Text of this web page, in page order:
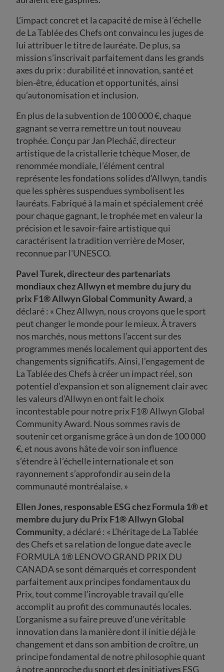
L’impact concret et la capacité de mise à l’échelle
de La Tablée des Chefs ont convaincu les juges de
lui attribuer le titre de lauréate. De plus, sa
mission s’inscrivait parfaitement dans les grands
axes du prix : durabilité et innovation, santé et
bien-être, éducation et opportunités, ainsi
qu’autonomisation et inclusion.
En plus de la subvention de 100 000 €, chaque
gagnant se verra remettre un tout nouveau
trophée. Conçu par Jan Plecháč, directeur
artistique de la cristallerie tchèque Moser, de
renommée mondiale, l’élément central
représente les fondations solides d’Allwyn, tandis
que les sphères suspendues symbolisent les
lauréats. Fabriqué à la main et spécialement créé
pour chaque gagnant, le trophée met en valeur la
précision et le savoir-faire artistique qui
caractérisent la tradition verrière de Moser,
reconnue par l'UNESCO.
Pavel Turek, directeur des partenariats
mondiaux chez Allwyn et membre du jury du
prix F1® Allwyn Global Community Award, a
déclaré : « Chez Allwyn, nous croyons que le sport
peut changer le monde pour le mieux. À travers
nos marchés, nous mettons l’accent sur des
programmes menés localement qui apportent des
changements significatifs. Ainsi, l’engagement de
La Tablée des Chefs à créer un impact réel, son
potentiel d’expansion et son alignement clair avec
les valeurs d’Allwyn en ont fait le choix
incontestable pour notre prix F1® Allwyn Global
Community Award. Nous sommes ravis de
soutenir cet organisme grâce à un don de 100 000
€, et nous avons hâte de voir son influence
s’étendre à l’échelle internationale et son
rayonnement s’approfondir au sein de la
communauté montréalaise. »
Ellen Jones, responsable ESG chez Formula 1® et
membre du jury du Prix F1® Allwyn Global
Community, a déclaré : « L’héritage de La Tablée
des Chefs et sa relation de longue date avec le
FORMULA 1® LENOVO GRAND PRIX DU
CANADA se sont démarqués et correspondent
parfaitement aux principes fondamentaux du
Prix, tout comme l’incroyable travail qu’elle
accomplit au profit des communautés locales.
L'organisme a su faire preuve d'une véritable
innovation dans la manière dont il initie déjà le
changement et dans son ambition de croître, un
principe fondamental de notre philosophie quant
à notre approche du sport et des initiatives ESG